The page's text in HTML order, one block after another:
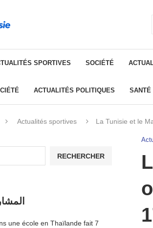
SPORTIVES SOCIÉTÉ
ACTUALITÉS POLITIQUES SANTÉ
Actualités sportives La Tunisie et le
RECHERCHER
une école en Thaïlande fait 7